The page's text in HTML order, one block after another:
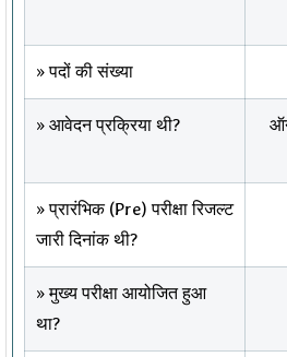
» पदों की संख्या
» आवेदन प्रक्रिया थी?
» प्रारंभिक (Pre) परीक्षा रिजल्ट
जारी दिनांक थी?
» मुख्य परीक्षा आयोजित हुआ
था?